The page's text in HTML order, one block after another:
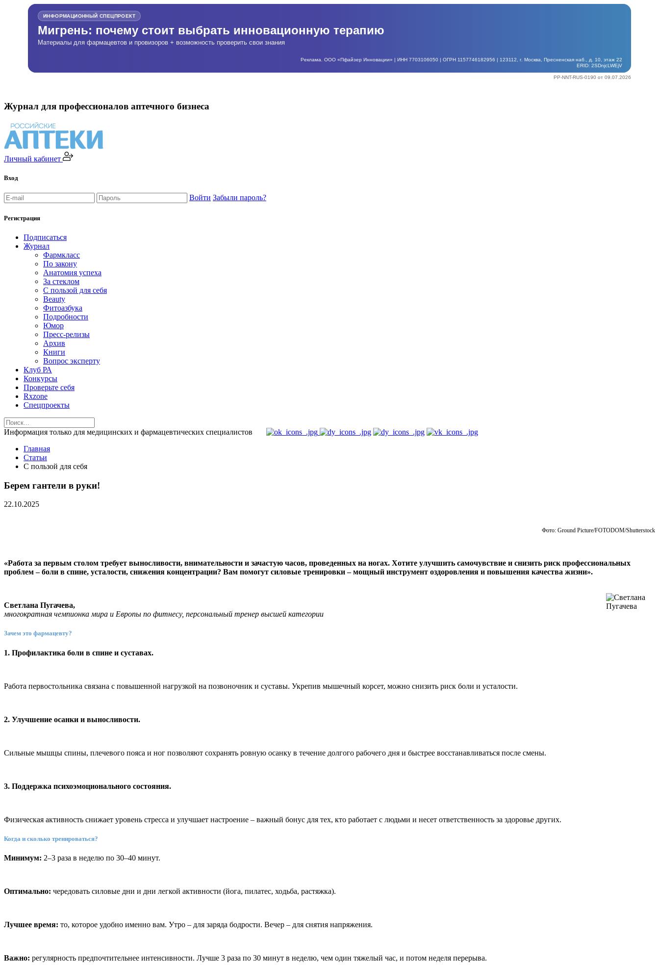
ИНФОРМАЦИОННЫЙ СПЕЦПРОЕКТ
Мигрень: почему стоит выбрать инновационную терапию
Материалы для фармацевтов и провизоров + возможность проверить свои знания
Реклама. ООО «Пфайзер Инновации» | ИНН 7703106050 | ОГРН 1157746182956 | 123112, г. Москва, Пресненская наб., д. 10, этаж 22
ERID: 2SDnjcLWEjV
PP-NNT-RUS-0190 от 09.07.2026
Журнал для профессионалов аптечного бизнеса
Личный кабинет
Вход
Войти Забыли пароль?
Регистрация
Подписаться
Журнал
Фармкласс
По закону
Анатомия успеха
За стеклом
С пользой для себя
Beauty
Фитоазбука
Подробности
Юмор
Пресс-релизы
Архив
Книги
Вопрос эксперту
Клуб РА
Конкурсы
Проверьте себя
Rxzone
Спецпроекты
Информация только для медицинских и фармацевтических специалистов
Главная
Статьи
С пользой для себя
Берем гантели в руки!
22.10.2025
Фото: Ground Picture/FOTODOM/Shutterstock
«Работа за первым столом требует выносливости, внимательности и зачастую часов, проведенных на ногах. Хотите улучшить самочувствие и снизить риск профессиональных
проблем – боли в спине, усталости, снижения концентрации? Вам помогут силовые тренировки – мощный инструмент оздоровления и повышения качества жизни».
Светлана Пугачева,
многократная чемпионка мира и Европы по фитнесу, персональный тренер высшей категории
Зачем это фармацевту?
1. Профилактика боли в спине и суставах.
Работа первостольника связана с повышенной нагрузкой на позвоночник и суставы. Укрепив мышечный корсет, можно снизить риск боли и усталости.
2. Улучшение осанки и выносливости.
Сильные мышцы спины, плечевого пояса и ног позволяют сохранять ровную осанку в течение долгого рабочего дня и быстрее восстанавливаться после смены.
3. Поддержка психоэмоционального состояния.
Физическая активность снижает уровень стресса и улучшает настроение – важный бонус для тех, кто работает с людьми и несет ответственность за здоровье других.
Когда и сколько тренироваться?
Минимум: 2–3 раза в неделю по 30–40 минут.
Оптимально: чередовать силовые дни и дни легкой активности (йога, пилатес, ходьба, растяжка).
Лучшее время: то, которое удобно именно вам. Утро – для заряда бодрости. Вечер – для снятия напряжения.
Важно: регулярность предпочтительнее интенсивности. Лучше 3 раза по 30 минут в неделю, чем один тяжелый час, и потом неделя перерыва.